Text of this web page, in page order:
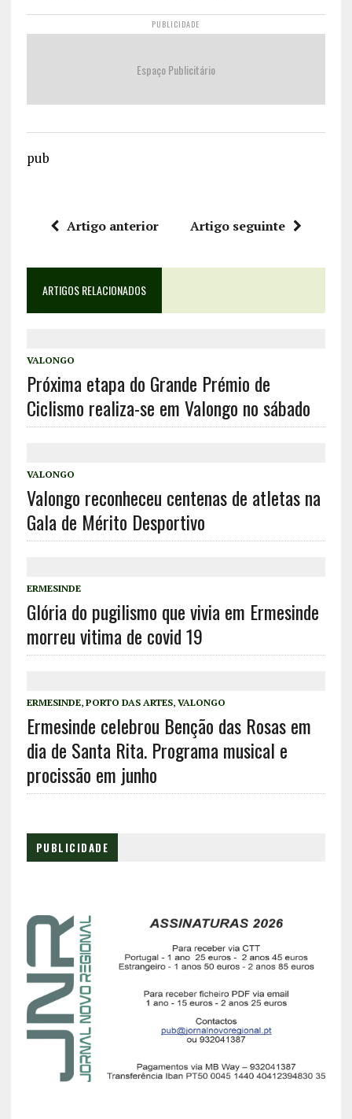
PUBLICIDADE
Espaço Publicitário
pub
Artigo anterior Artigo seguinte
ARTIGOS RELACIONADOS
VALONGO
Próxima etapa do Grande Prémio de
Ciclismo realiza-se em Valongo no sábado
VALONGO
Valongo reconheceu centenas de atletas na
Gala de Mérito Desportivo
ERMESINDE
Glória do pugilismo que vivia em Ermesinde
morreu vitima de covid 19
ERMESINDE, PORTO DAS ARTES, VALONGO
Ermesinde celebrou Benção das Rosas em
dia de Santa Rita. Programa musical e
procissão em junho
PUBLICIDADE